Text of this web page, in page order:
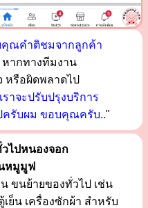
ณคำติชมจากลูกค้า
หากทางทีมงาน
หรือผิดพลาดไป
เราจะปรับปรุงบริการ
ครับผม ขอบคุณครับ.."
ไปหนองจอก
หมูมูฟ
ขนย้ายของทั่วไป เช่น
ย็น เครื่องซักผ้า สำหรับ